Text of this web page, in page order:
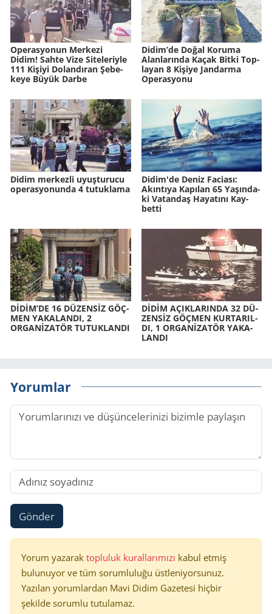
Ope­ras­yo­nun Mer­ke­zi
Didim! Sahte Vize Si­te­le­riy­le
111 Ki­şi­yi Do­lan­dı­ran Şe­be­
ke­ye Büyük Darbe
Didim’de Doğal Ko­ru­ma
Alan­la­rın­da Kaçak Bitki Top­
la­yan 8 Ki­şi­ye Jan­dar­ma
Ope­ras­yo­nu
Didim merkezli uyuşturucu
operasyonunda 4 tutuklama
Didim'de Deniz Fa­ci­ası:
Akın­tı­ya Ka­pı­lan 65 Ya­şın­da­
ki Va­tan­daş Ha­ya­tı­nı Kay­
bet­ti
DİDİM’DE 16 DÜ­ZENSİZ GÖÇ­
MEN YA­KA­LAN­DI, 2
ORGANİZATÖR TU­TUK­LAN­DI
DİDİM AÇIK­LA­RIN­DA 32 DÜ­
ZENSİZ GÖÇ­MEN KUR­TA­RIL­
DI, 1 ORGANİZATÖR YA­KA­
LAN­DI
Yorumlar
Gönder
Yorum yazarak topluluk kurallarımızı kabul etmiş
bulunuyor ve tüm sorumluluğu üstleniyorsunuz.
Yazılan yorumlardan Mavi Didim Gazetesi hiçbir
şekilde sorumlu tutulamaz.